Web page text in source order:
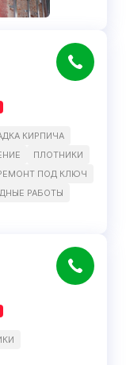
КИРПИЧА
ПЛОТНИКИ
ПОД КЛЮЧ
РАБОТЫ